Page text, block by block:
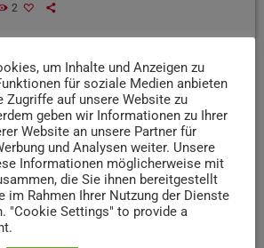
2
insert_link
um Inhalte und Anzeigen zu
für soziale Medien anbieten
Zugriffe auf unsere Website zu
geben wir Informationen zu Ihrer
Website an unsere Partner für
und Analysen weiter. Unsere
Informationen möglicherweise mit
die Sie ihnen bereitgestellt
im Rahmen Ihrer Nutzung der Dienste
"Cookie Settings" to provide a